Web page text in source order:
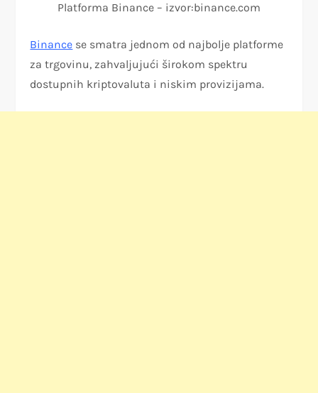
Platforma Binance – izvor:binance.com
Binance se smatra jednom od najbolje platforme
za trgovinu, zahvaljujući širokom spektru
dostupnih kriptovaluta i niskim provizijama.